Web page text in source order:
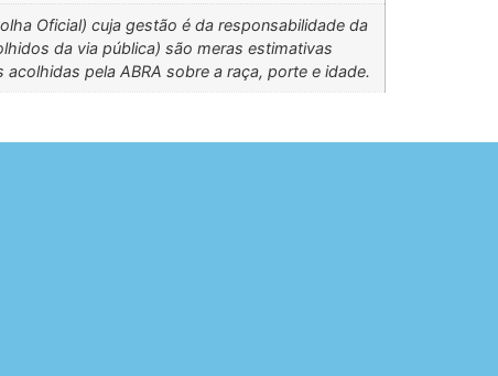
Oficial) cuja gestão é da responsabilidade da
da via pública) são meras estimativas
pela ABRA sobre a raça, porte e idade.